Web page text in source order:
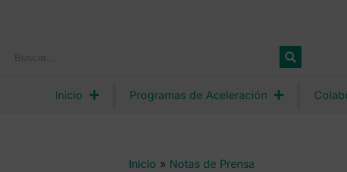
Inicio Programas de Aceleración
Inicio » Notas de Prensa